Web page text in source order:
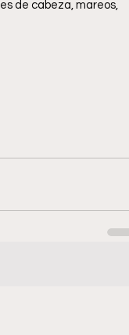
de cabeza, mareos,